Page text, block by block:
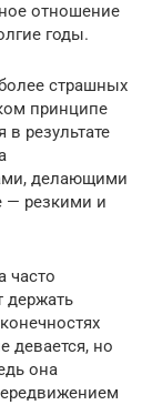
отношение
годы.
страшных
принципе
в результате
делающими
— резкими и
часто
держать
девается, но
она